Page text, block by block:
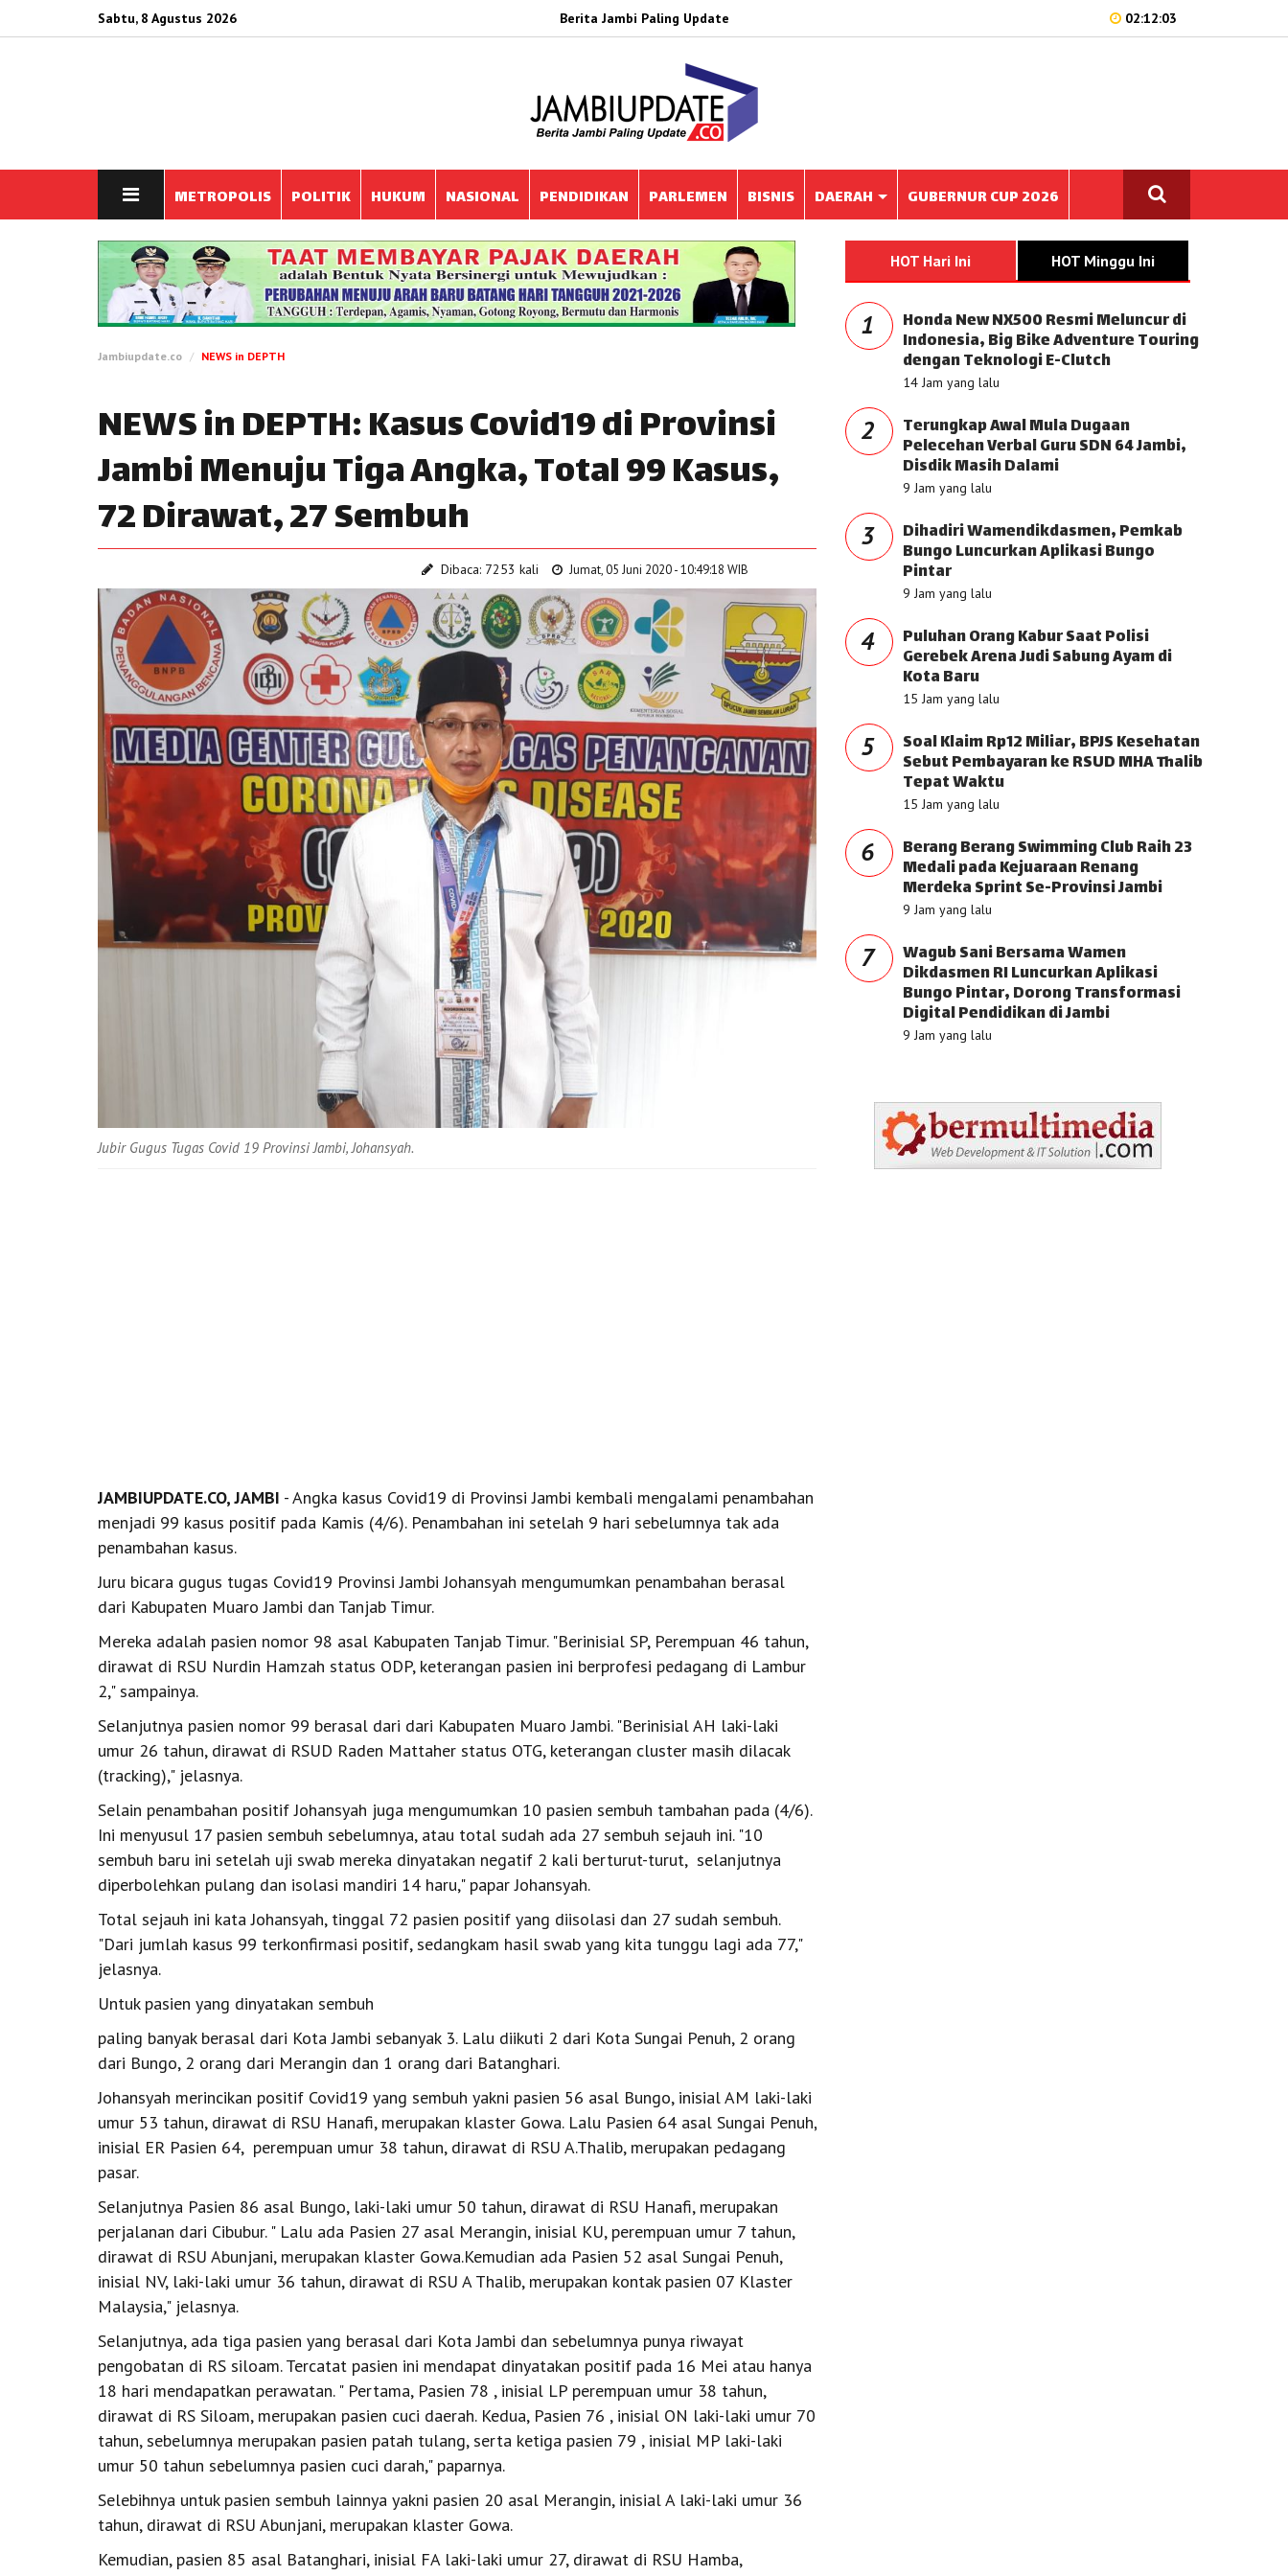
Sabtu, 8 Agustus 2026 Berita Jambi Paling Update 02:12:03
METROPOLIS POLITIK HUKUM NASIONAL PENDIDIKAN PARLEMEN BISNIS DAERAH GUBERNUR CUP 2026
Jambiupdate.co NEWS in DEPTH
NEWS in DEPTH: Kasus Covid19 di Provinsi
Jambi Menuju Tiga Angka, Total 99 Kasus,
72 Dirawat, 27 Sembuh
Dibaca: 7253 kali Jumat, 05 Juni 2020 - 10:49:18 WIB
Jubir Gugus Tugas Covid 19 Provinsi Jambi, Johansyah.
JAMBIUPDATE.CO, JAMBI - Angka kasus Covid19 di Provinsi Jambi kembali mengalami penambahan
menjadi 99 kasus positif pada Kamis (4/6). Penambahan ini setelah 9 hari sebelumnya tak ada
penambahan kasus.
Juru bicara gugus tugas Covid19 Provinsi Jambi Johansyah mengumumkan penambahan berasal
dari Kabupaten Muaro Jambi dan Tanjab Timur.
Mereka adalah pasien nomor 98 asal Kabupaten Tanjab Timur. "Berinisial SP, Perempuan 46 tahun,
dirawat di RSU Nurdin Hamzah status ODP, keterangan pasien ini berprofesi pedagang di Lambur
2," sampainya.
Selanjutnya pasien nomor 99 berasal dari dari Kabupaten Muaro Jambi. "Berinisial AH laki-laki
umur 26 tahun, dirawat di RSUD Raden Mattaher status OTG, keterangan cluster masih dilacak
(tracking)," jelasnya.
Selain penambahan positif Johansyah juga mengumumkan 10 pasien sembuh tambahan pada (4/6).
Ini menyusul 17 pasien sembuh sebelumnya, atau total sudah ada 27 sembuh sejauh ini. "10
sembuh baru ini setelah uji swab mereka dinyatakan negatif 2 kali berturut-turut, selanjutnya
diperbolehkan pulang dan isolasi mandiri 14 haru," papar Johansyah.
Total sejauh ini kata Johansyah, tinggal 72 pasien positif yang diisolasi dan 27 sudah sembuh.
"Dari jumlah kasus 99 terkonfirmasi positif, sedangkam hasil swab yang kita tunggu lagi ada 77,"
jelasnya.
Untuk pasien yang dinyatakan sembuh
paling banyak berasal dari Kota Jambi sebanyak 3. Lalu diikuti 2 dari Kota Sungai Penuh, 2 orang
dari Bungo, 2 orang dari Merangin dan 1 orang dari Batanghari.
Johansyah merincikan positif Covid19 yang sembuh yakni pasien 56 asal Bungo, inisial AM laki-laki
umur 53 tahun, dirawat di RSU Hanafi, merupakan klaster Gowa. Lalu Pasien 64 asal Sungai Penuh,
inisial ER Pasien 64, perempuan umur 38 tahun, dirawat di RSU A.Thalib, merupakan pedagang
pasar.
Selanjutnya Pasien 86 asal Bungo, laki-laki umur 50 tahun, dirawat di RSU Hanafi, merupakan
perjalanan dari Cibubur. " Lalu ada Pasien 27 asal Merangin, inisial KU, perempuan umur 7 tahun,
dirawat di RSU Abunjani, merupakan klaster Gowa.Kemudian ada Pasien 52 asal Sungai Penuh,
inisial NV, laki-laki umur 36 tahun, dirawat di RSU A Thalib, merupakan kontak pasien 07 Klaster
Malaysia," jelasnya.
Selanjutnya, ada tiga pasien yang berasal dari Kota Jambi dan sebelumnya punya riwayat
pengobatan di RS siloam. Tercatat pasien ini mendapat dinyatakan positif pada 16 Mei atau hanya
18 hari mendapatkan perawatan. " Pertama, Pasien 78 , inisial LP perempuan umur 38 tahun,
dirawat di RS Siloam, merupakan pasien cuci daerah. Kedua, Pasien 76 , inisial ON laki-laki umur 70
tahun, sebelumnya merupakan pasien patah tulang, serta ketiga pasien 79 , inisial MP laki-laki
umur 50 tahun sebelumnya pasien cuci darah," paparnya.
Selebihnya untuk pasien sembuh lainnya yakni pasien 20 asal Merangin, inisial A laki-laki umur 36
tahun, dirawat di RSU Abunjani, merupakan klaster Gowa.
Kemudian, pasien 85 asal Batanghari, inisial FA laki-laki umur 27, dirawat di RSU Hamba,
HOT Hari Ini HOT Minggu Ini
1 Honda New NX500 Resmi Meluncur di
Indonesia, Big Bike Adventure Touring
dengan Teknologi E-Clutch
14 Jam yang lalu
2 Terungkap Awal Mula Dugaan
Pelecehan Verbal Guru SDN 64 Jambi,
Disdik Masih Dalami
9 Jam yang lalu
3 Dihadiri Wamendikdasmen, Pemkab
Bungo Luncurkan Aplikasi Bungo
Pintar
9 Jam yang lalu
4 Puluhan Orang Kabur Saat Polisi
Gerebek Arena Judi Sabung Ayam di
Kota Baru
15 Jam yang lalu
5 Soal Klaim Rp12 Miliar, BPJS Kesehatan
Sebut Pembayaran ke RSUD MHA Thalib
Tepat Waktu
15 Jam yang lalu
6 Berang Berang Swimming Club Raih 23
Medali pada Kejuaraan Renang
Merdeka Sprint Se-Provinsi Jambi
9 Jam yang lalu
7 Wagub Sani Bersama Wamen
Dikdasmen RI Luncurkan Aplikasi
Bungo Pintar, Dorong Transformasi
Digital Pendidikan di Jambi
9 Jam yang lalu